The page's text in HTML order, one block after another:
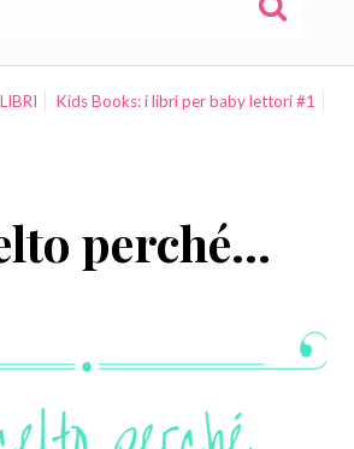
LIBRI
Kids Books: i libri per baby lettori #1
perché…